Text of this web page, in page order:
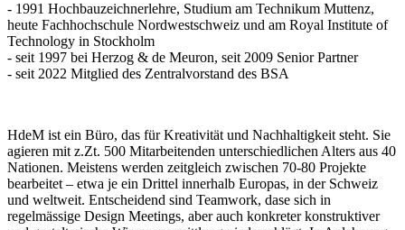
- 1991 Hochbauzeichnerlehre, Studium am Technikum Muttenz,
heute Fachhochschule Nordwestschweiz und am Royal Institute of
Technology in Stockholm
- seit 1997 bei Herzog & de Meuron, seit 2009 Senior Partner
- seit 2022 Mitglied des Zentralvorstand des BSA
HdeM ist ein Büro, das für Kreativität und Nachhaltigkeit steht. Sie
agieren mit z.Zt. 500 Mitarbeitenden unterschiedlichen Alters aus 40
Nationen. Meistens werden zeitgleich zwischen 70-80 Projekte
bearbeitet – etwa je ein Drittel innerhalb Europas, in der Schweiz
und weltweit. Entscheidend sind Teamwork, dase sich in
regelmässige Design Meetings, aber auch konkreter konstruktiver